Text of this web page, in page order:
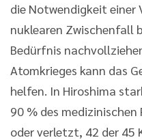
die Notwendigkeit einer
nuklearen Zwischenfall
Bedürfnis
Atomkrieges kann das
helfen. In Hiroshima
90 % des
oder verletzt, 42 der 45